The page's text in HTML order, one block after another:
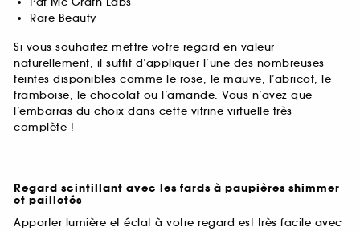
Rare Beauty
Si vous souhaitez mettre votre regard en valeur
naturellement, il suffit d’appliquer l’une des nombreuses
teintes disponibles comme le rose, le mauve, l’abricot, le
framboise, le chocolat ou l’amande. Vous n’avez que
l’embarras du choix dans cette vitrine virtuelle très
complète !
Regard scintillant avec les fards à paupières shimmer
et pailletés
Apporter lumière et éclat à votre regard est très facile avec